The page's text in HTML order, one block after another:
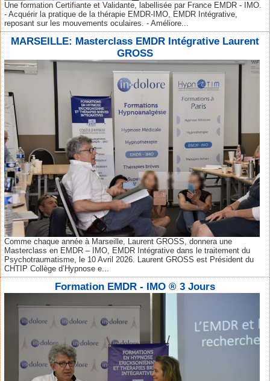
Une formation Certifiante et Validante, labellisée par France EMDR - IMO.
- Acquérir la pratique de la thérapie EMDR-IMO, EMDR Intégrative,
reposant sur les mouvements oculaires. - Améliore...
MARSEILLE: Masterclass EMDR Intégrative Laurent
GROSS
Comme chaque année à Marseille, Laurent GROSS, donnera une
Masterclass en EMDR – IMO, EMDR Intégrative dans le traitement du
Psychotraumatisme, le 10 Avril 2026. Laurent GROSS est Président du
CHTIP Collège d’Hypnose e...
Formation EMDR - IMO ® 3 Jours